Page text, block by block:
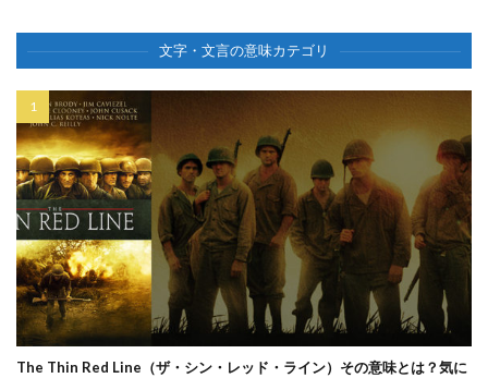
文字・文言の意味カテゴリ
The Thin Red Line（ザ・シン・レッド・ライン）その意味とは？気に